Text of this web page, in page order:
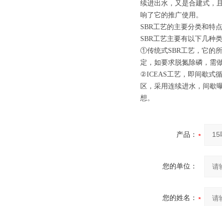
续进出水，又是合建式，
响了它的推广使用。
SBR工艺的主要分类和特点
SBR工艺主要有以下几种
①传统式SBR工艺，它的
定，如要求脱氮除磷，需
②ICEAS工艺，即间歇式
区，采用连续进水，间歇
想。
产品：
您的单位：
您的姓名：